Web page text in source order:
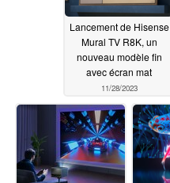
Lancement de Hisense
Mural TV R8K, un
nouveau modèle fin
avec écran mat
11/28/2023